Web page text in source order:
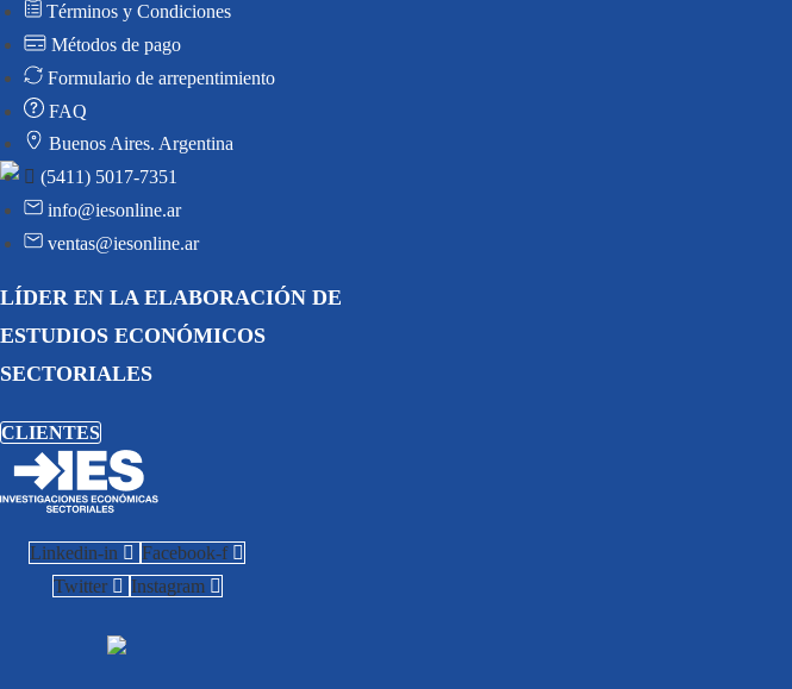
Términos y Condiciones
Métodos de pago
Formulario de arrepentimiento
FAQ
Buenos Aires. Argentina
(5411) 5017-7351
info@iesonline.ar
ventas@iesonline.ar
LÍDER EN LA ELABORACIÓN DE
ESTUDIOS ECONÓMICOS
SECTORIALES
CLIENTES
Linkedin-in
Facebook-f
Twitter
Instagram